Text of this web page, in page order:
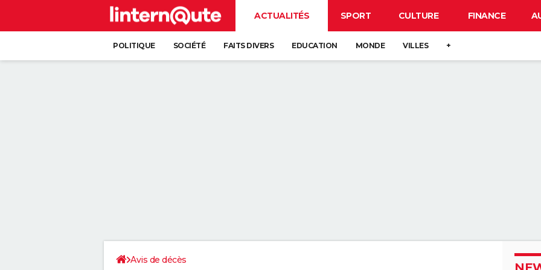
ACTUALITÉS SPORT CULTURE FINANCE
POLITIQUE SOCIÉTÉ FAITS DIVERS EDUCATION MONDE VILLES +
Avis de décès